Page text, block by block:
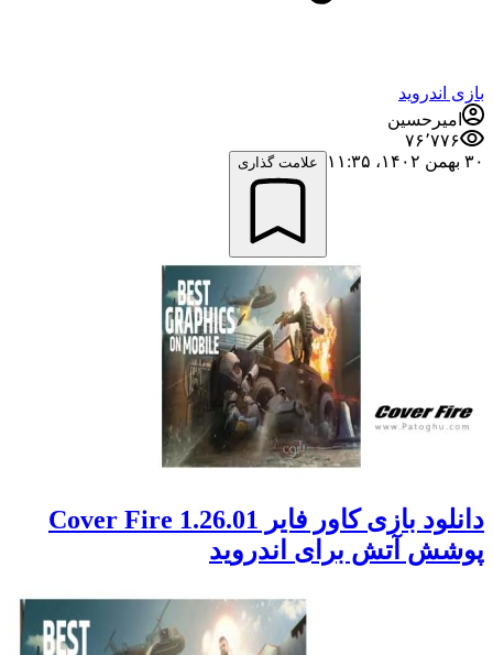
بازی اندروید
امیرحسین
۷۶٬۷۷۶
۳۰ بهمن ۱۴۰۲،‏ ۱۱:۳۵
علامت گذاری
دانلود بازی کاور فایر Cover Fire 1.26.01
پوشش آتش برای اندروید